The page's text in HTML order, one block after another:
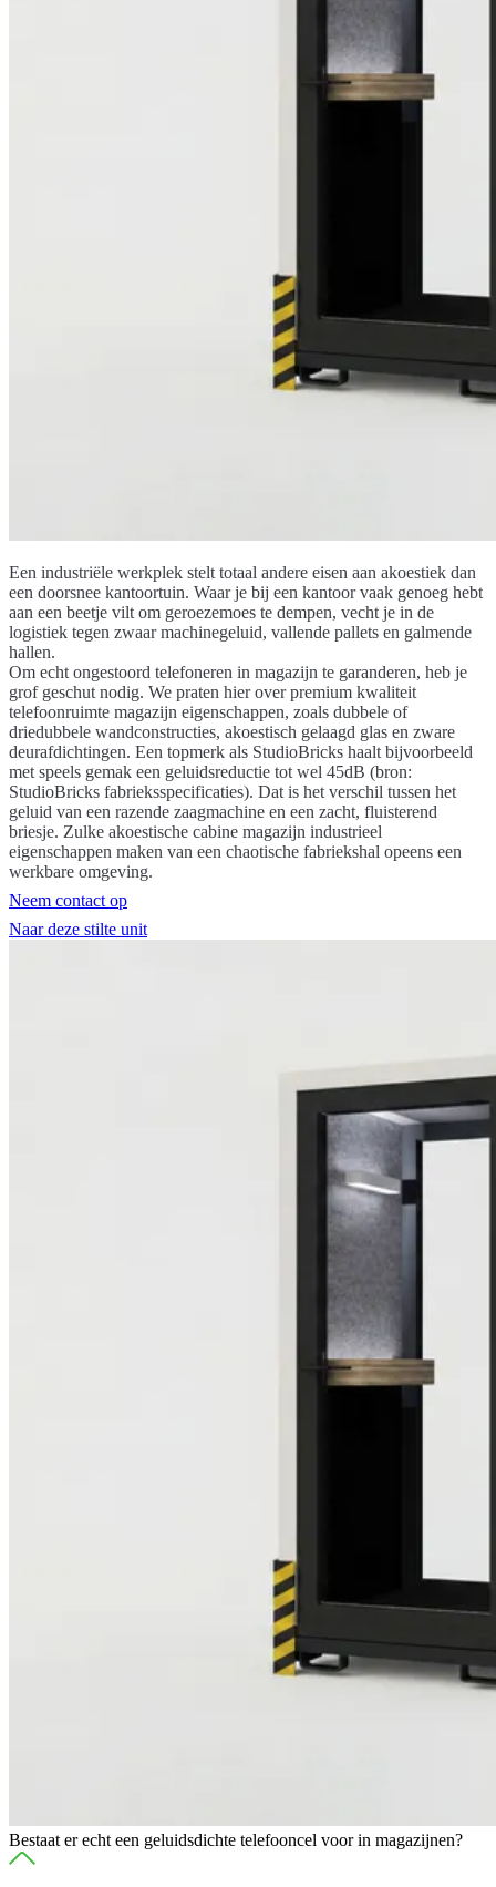
Een industriële werkplek stelt totaal andere eisen aan akoestiek dan
een doorsnee kantoortuin. Waar je bij een kantoor vaak genoeg hebt
aan een beetje vilt om geroezemoes te dempen, vecht je in de
logistiek tegen zwaar machinegeluid, vallende pallets en galmende
hallen.
Om echt ongestoord telefoneren in magazijn te garanderen, heb je
grof geschut nodig. We praten hier over premium kwaliteit
telefoonruimte magazijn eigenschappen, zoals dubbele of
driedubbele wandconstructies, akoestisch gelaagd glas en zware
deurafdichtingen. Een topmerk als StudioBricks haalt bijvoorbeeld
met speels gemak een geluidsreductie tot wel 45dB (bron:
StudioBricks fabrieksspecificaties). Dat is het verschil tussen het
geluid van een razende zaagmachine en een zacht, fluisterend
briesje. Zulke akoestische cabine magazijn industrieel
eigenschappen maken van een chaotische fabriekshal opeens een
werkbare omgeving.
Neem contact op
Naar deze stilte unit
Bestaat er echt een geluidsdichte telefooncel voor in magazijnen?